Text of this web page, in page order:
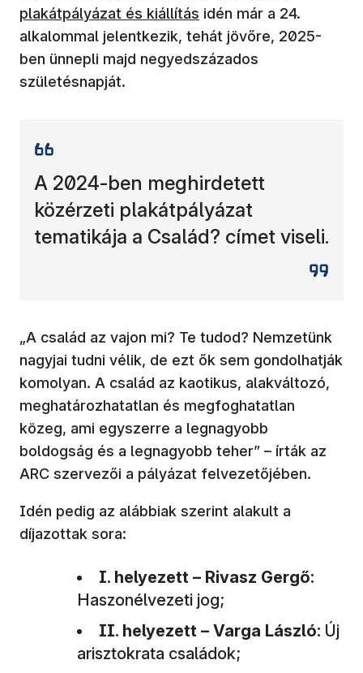
plakátpályázat és kiállítás idén már a 24.
alkalommal jelentkezik, tehát jövőre, 2025-
ben ünnepli majd negyedszázados
születésnapját.
A 2024-ben meghirdetett
közérzeti plakátpályázat
tematikája a Család? címet viseli.
„A család az vajon mi? Te tudod? Nemzetünk
nagyjai tudni vélik, de ezt ők sem gondolhatják
komolyan. A család az kaotikus, alakváltozó,
meghatározhatatlan és megfoghatatlan
közeg, ami egyszerre a legnagyobb
boldogság és a legnagyobb teher” – írták az
ARC szervezői a pályázat felvezetőjében.
Idén pedig az alábbiak szerint alakult a
díjazottak sora:
I. helyezett – Rivasz Gergő:
Haszonélvezeti jog;
II. helyezett – Varga László: Új
arisztokrata családok;